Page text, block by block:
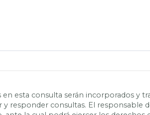
esta consulta serán incorporados y
y responder consultas. El responsable